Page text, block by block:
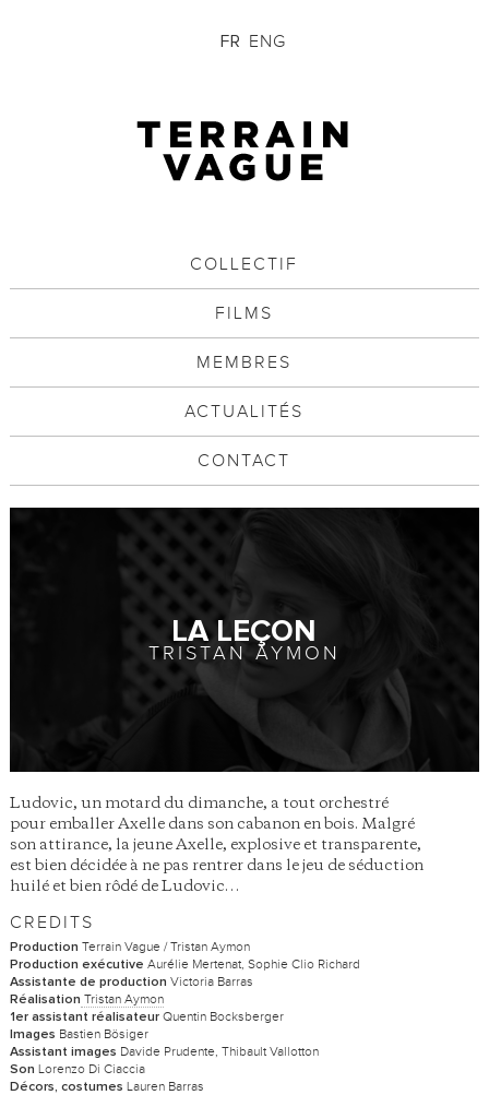
FR ENG
COLLECTIF
FILMS
MEMBRES
ACTUALITÉS
CONTACT
LA LEÇON
TRISTAN AYMON
Ludovic, un motard du dimanche, a tout orchestré
pour emballer Axelle dans son cabanon en bois. Malgré
son attirance, la jeune Axelle, explosive et transparente,
est bien décidée à ne pas rentrer dans le jeu de séduction
huilé et bien rôdé de Ludovic…
CREDITS
Production Terrain Vague / Tristan Aymon
Production exécutive Aurélie Mertenat, Sophie Clio Richard
Assistante de production Victoria Barras
Réalisation Tristan Aymon
1er assistant réalisateurQuentin Bocksberger
Images Bastien Bösiger
Assistant images Davide Prudente, Thibault Vallotton
Son Lorenzo Di Ciaccia
Décors, costumes Lauren Barras